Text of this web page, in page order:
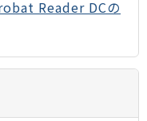
Reader DCの